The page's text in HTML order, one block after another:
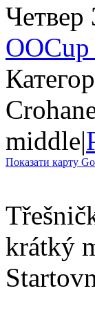
middle|
Показати карту
krátký